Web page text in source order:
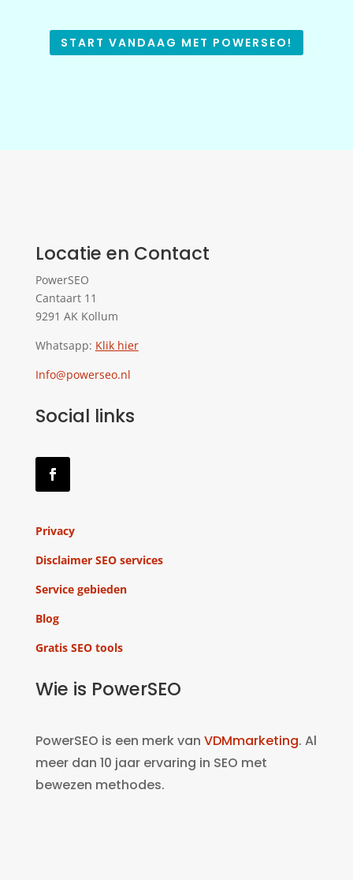
START VANDAAG MET POWERSEO!
Locatie en Contact
PowerSEO
Cantaart 11
9291 AK Kollum
Whatsapp: Klik hier
Info@powerseo.nl
Social links
Privacy
Disclaimer SEO services
Service gebieden
Blog
Gratis SEO tools
Wie is PowerSEO
PowerSEO is een merk van VDMmarketing. Al
meer dan 10 jaar ervaring in SEO met
bewezen methodes.